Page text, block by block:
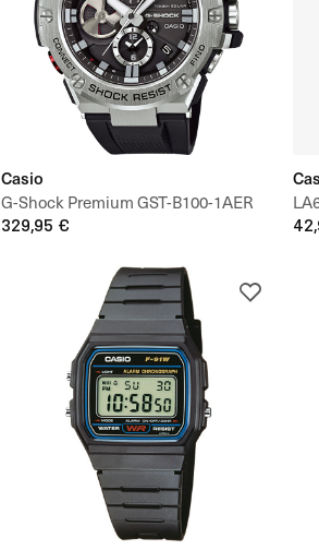
Casio
G-Shock Premium GST-B100-1AER
329,95 €